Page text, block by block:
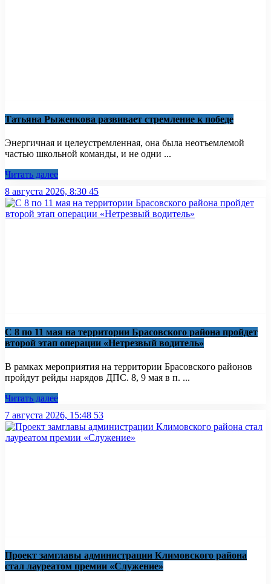
Татьяна Рыженкова развивает стремление к победе
Энергичная и целеустремленная, она была неотъемлемой
частью школьной команды, и не одни ...
Читать далее
8 августа 2026, 8:30 45
С 8 по 11 мая на территории Брасовского района пройдет
второй этап операции «Нетрезвый водитель»
В рамках мероприятия на территории Брасовского районов
пройдут рейды нарядов ДПС. 8, 9 мая в п. ...
Читать далее
7 августа 2026, 15:48 53
Проект замглавы администрации Климовского района
стал лауреатом премии «Служение»